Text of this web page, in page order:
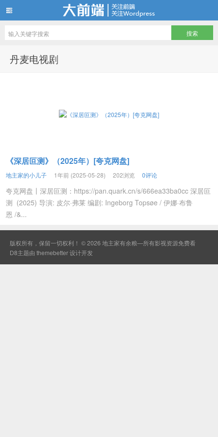
丹麦电视剧
《深居叵测》（2025年）[夸克网盘]
地主家的小儿子 1年前 (2025-05-28) 202浏览 0评论
夸克网盘丨深居叵测：https://pan.quark.cn/s/666ea33ba0cc 深居叵
测 (2025) 导演: 皮尔·弗莱 编剧: Ingeborg Topsøe / 伊娜·布鲁
恩 /&...
版权所有，保留一切权利！ © 2026 地主家有余粮—所有影视资源免费看
D8主题由 themebetter设计开发